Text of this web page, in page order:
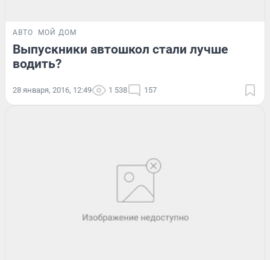
АВТО МОЙ ДОМ
Выпускники автошкол стали лучше
водить?
28 января, 2016, 12:49 1 538 157